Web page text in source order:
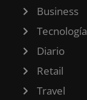
Business
Tecnología
Diario
Retail
Travel